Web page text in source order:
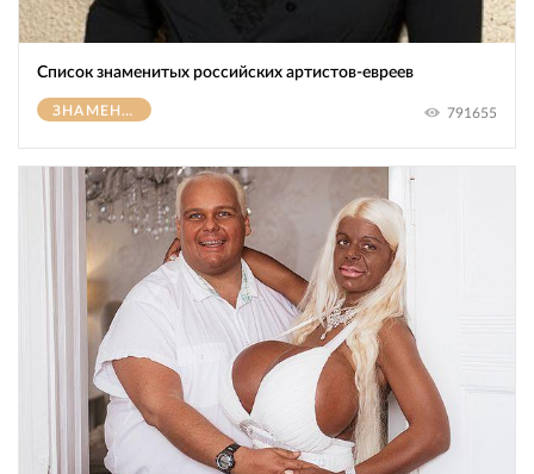
Список знаменитых российских артистов-евреев
ЗНАМЕНИТОСТИ 791655